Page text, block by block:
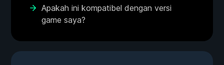
Apakah ini kompatibel dengan versi
game saya?